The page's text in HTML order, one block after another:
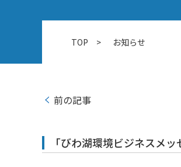
TOP お知らせ
前の記事
「びわ湖環境ビジネスメ